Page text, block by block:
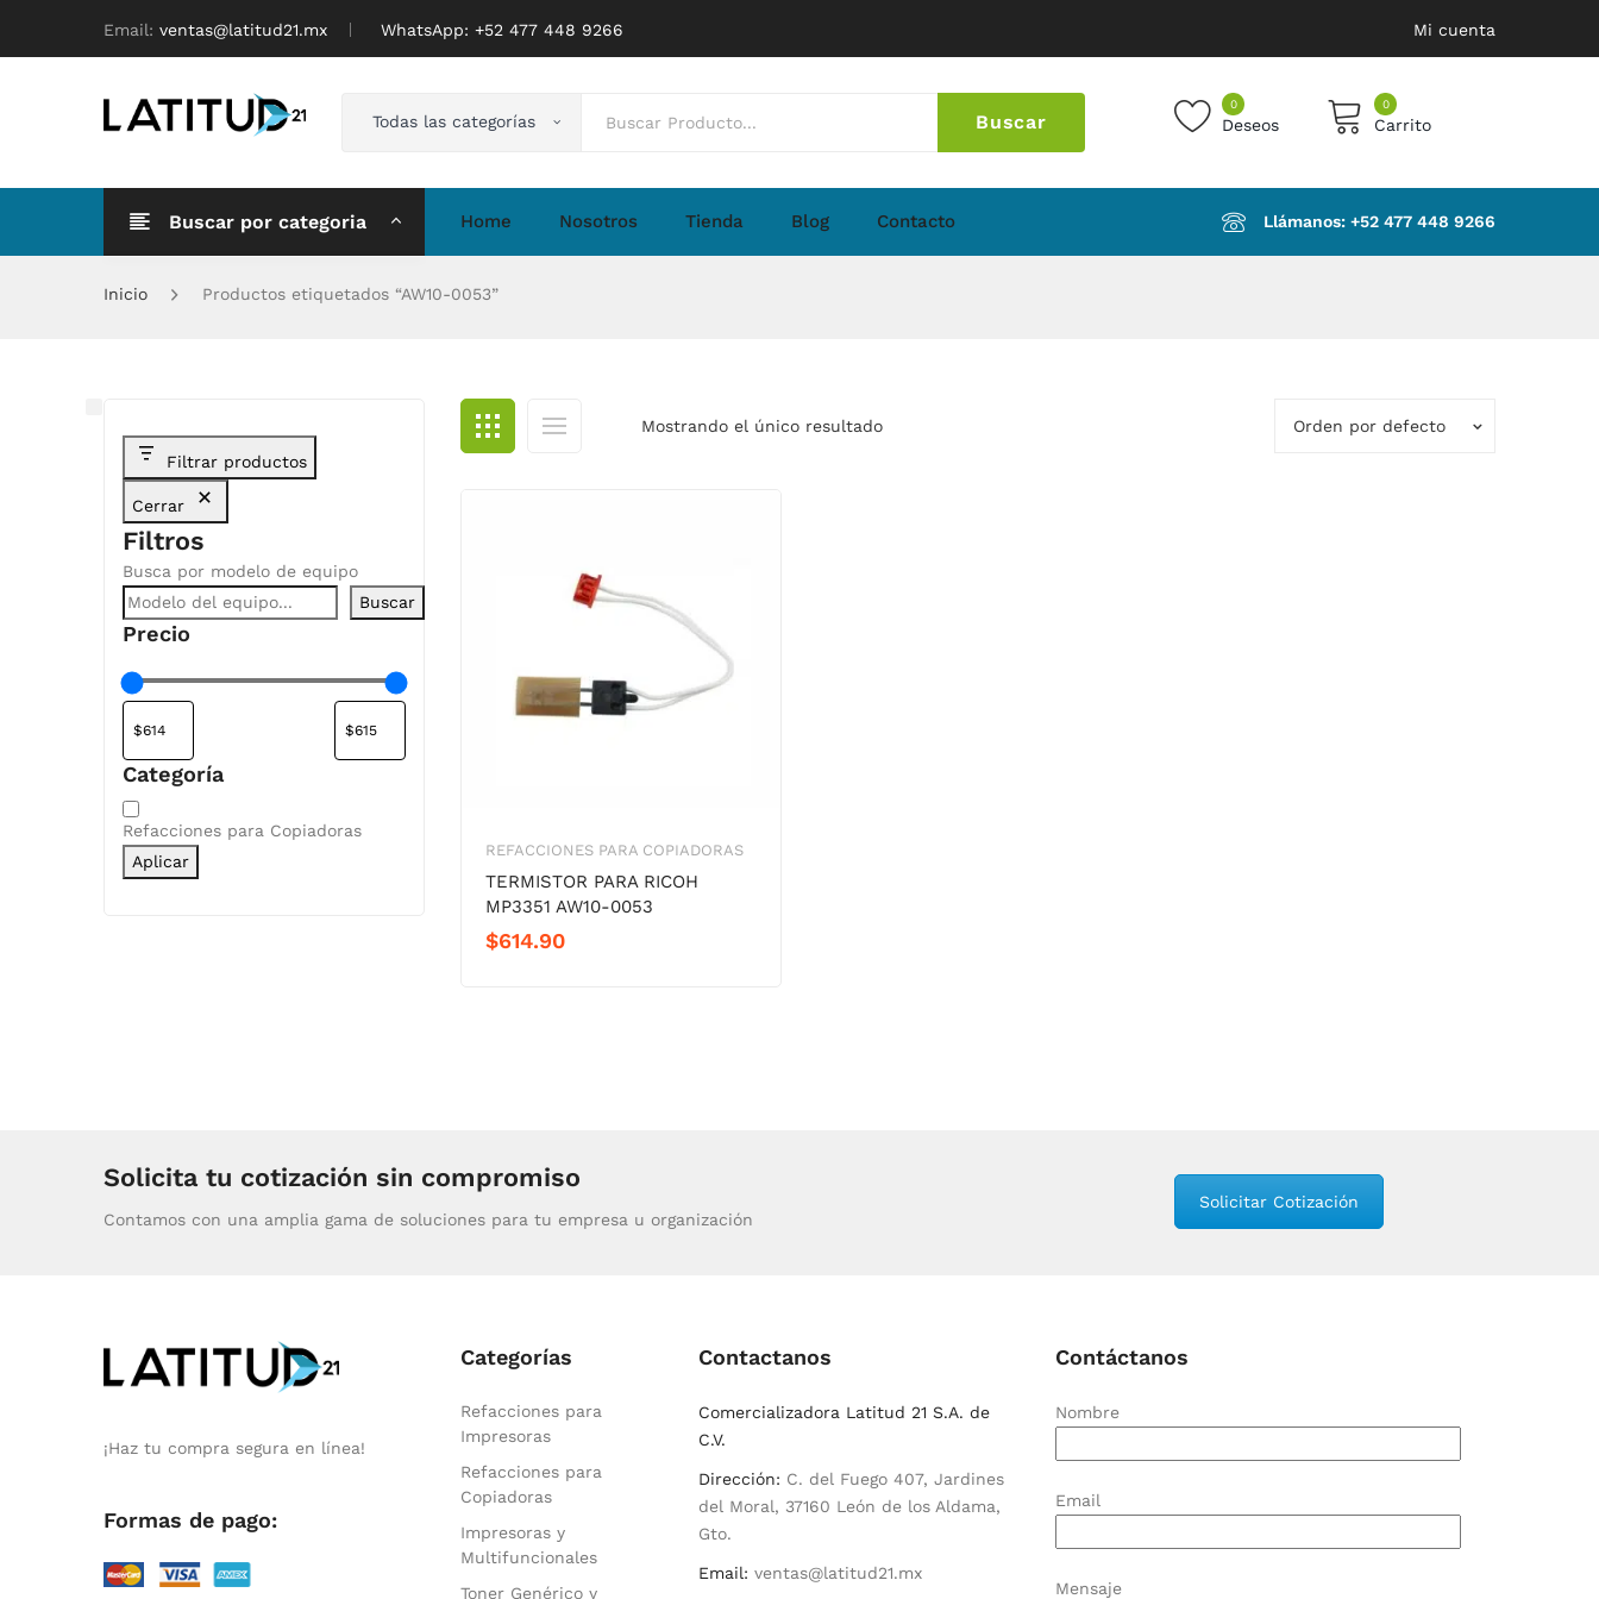
Email: ventas@latitud21.mx WhatsApp: ‪+52 477 448 9266 Mi cuenta
Todas las categorías Buscar
0
Deseos
0
Carrito
No products in the cart.
Buscar por categoria Home Nosotros Tienda Blog Contacto Llámanos: ‪+52 477 448 9266‬
Inicio Productos etiquetados “AW10-0053”
Mostrando el único resultado Orden por defecto
REFACCIONES PARA COPIADORAS
TERMISTOR PARA RICOH
MP3351 AW10-0053
$614.90
Filtrar productos
Cerrar
Filtros
Busca por modelo de equipo
Buscar
Precio
Categoría
Categoría
Refacciones para Copiadoras
Aplicar
Solicita tu cotización sin compromiso
Contamos con una amplia gama de soluciones para tu empresa u organización
Solicitar Cotización
¡Haz tu compra segura en línea!
Formas de pago:
Categorías
Refacciones para
Impresoras
Refacciones para
Copiadoras
Impresoras y
Multifuncionales
Toner Genérico y
Contactanos
Comercializadora Latitud 21 S.A. de
C.V.
Dirección: C. del Fuego 407, Jardines
del Moral, 37160 León de los Aldama,
Gto.
Email: ventas@latitud21.mx
Contáctanos
Nombre
Email
Mensaje